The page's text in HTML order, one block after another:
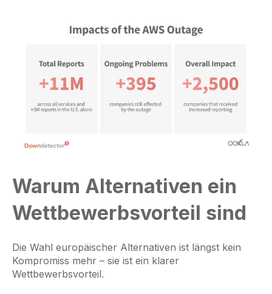
Warum Alternativen ein
Wettbewerbsvorteil sind
Die Wahl europäischer Alternativen ist längst kein
Kompromiss mehr – sie ist ein klarer
Wettbewerbsvorteil.